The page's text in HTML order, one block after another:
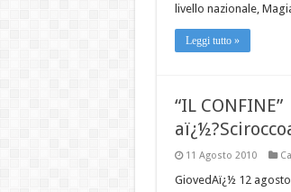
livello nazionale,
Leggi tutto »
“IL CONFINE”
11 Agosto 2010
GiovedAï¿½ 12